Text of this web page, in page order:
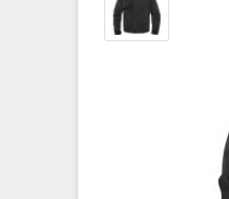
Fotowoltaika
Oprawy oświetleniowe